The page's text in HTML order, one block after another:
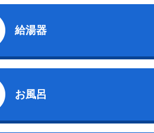
給湯器
お風呂